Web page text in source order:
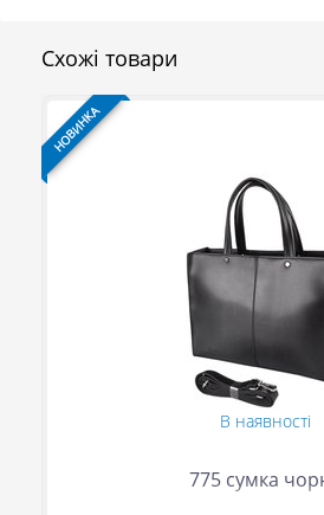
Схожі товари
НОВИНКА
В наявності
775 сумка